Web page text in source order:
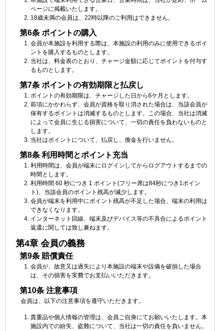
ページに掲載いたします。
18歳未満の会員は、22時以降のご利用はできません。
第6条 ポイントの購入
会員が本施設を利用する際は、本施設の利用のみに使用できるポイ
ントを購入するものとします。
当社は、料金表のとおり、チャージ金額に応じてポイントを付与す
るものとします。
第7条 ポイントの有効期限と払戻し
ポイントの有効期限は、チャージした日から6ケ月とします。
前項にかかわらず、会員が資格を取り消された場合は、当該会員が
保有するポイントは消滅するものとします。この場合、当社は消滅
によって会員に生じる損害について、一切の責任を負わないものと
します。
当社はポイントについて、払戻し、換金を行いません。
第8条 利用時間とポイント充当
利用時間は、会員が端末にログインしてからログアウトするまでの
時間とします。
利用時間 60 秒につき 1 ポイント(フリー席は84秒につき1ポイン
ト)、当該会員のポイント残高が減少します。
会員が端末を利用中にポイント残高が不足した場合、端末の利用は
できなくなります。
インターネット回線、端末及びデバイス等の不具合によるポイント
返還に関しては致し兼ねます。
第4章 会員の義務
第9条 賠償責任
会員が、故意又は過失により本施設の端末や設備を破損した場合
は、その損害を実費でお支払いいただきます。
第10条 注意事項
会員は、以下の注意事項を遵守いただきます。
貴重品や個人情報の管理は、会員ご自身にてお願いいたします。本
施設内での紛失、盗難について、当社は一切の責任を負いません。